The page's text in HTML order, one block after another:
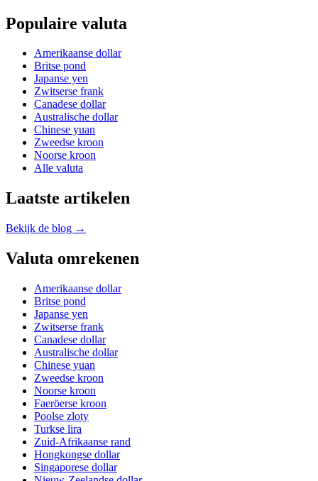
Populaire valuta
Amerikaanse dollar
Britse pond
Japanse yen
Zwitserse frank
Canadese dollar
Australische dollar
Chinese yuan
Zweedse kroon
Noorse kroon
Alle valuta
Laatste artikelen
Bekijk de blog →
Valuta omrekenen
Amerikaanse dollar
Britse pond
Japanse yen
Zwitserse frank
Canadese dollar
Australische dollar
Chinese yuan
Zweedse kroon
Noorse kroon
Faeröerse kroon
Poolse zloty
Turkse lira
Zuid-Afrikaanse rand
Hongkongse dollar
Singaporese dollar